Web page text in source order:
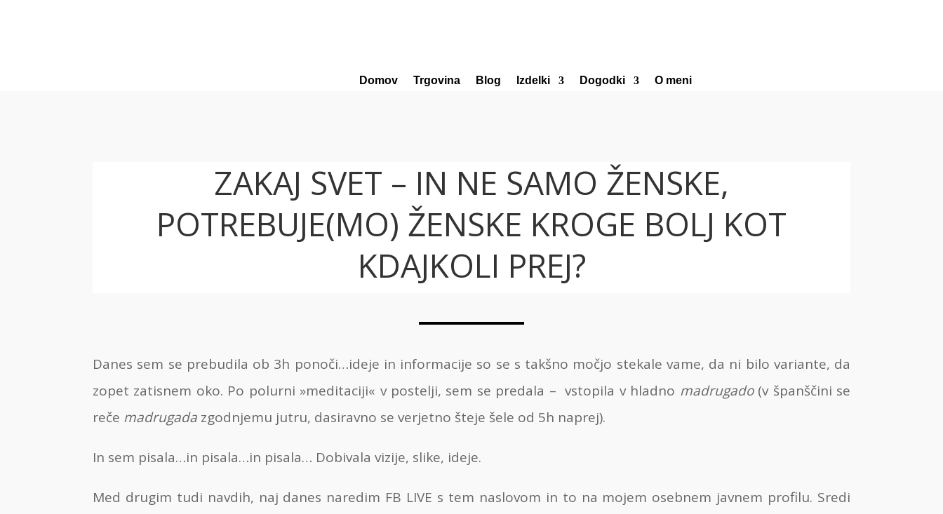
Domov Trgovina Blog Izdelki Dogodki O meni
ZAKAJ SVET – IN NE SAMO ŽENSKE,
POTREBUJE(MO) ŽENSKE KROGE BOLJ KOT
KDAJKOLI PREJ?
Danes sem se prebudila ob 3h ponoči…ideje in informacije so se s takšno močjo stekale vame, da ni bilo variante, da
zopet zatisnem oko. Po polurni »meditaciji« v postelji, sem se predala – vstopila v hladno madrugado(v španščini se
reče madrugada zgodnjemu jutru, dasiravno se verjetno šteje šele od 5h naprej).
In sem pisala…in pisala…in pisala… Dobivala vizije, slike, ideje.
Med drugim tudi navdih, naj danes naredim FB LIVE s tem naslovom in to na mojem osebnem javnem profilu. Sredi